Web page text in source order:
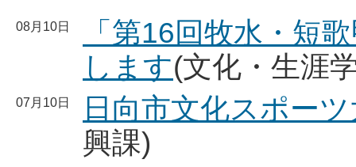
08月10日
「第16回牧水・短
します(文化・生涯
07月10日
日向市文化スポー
興課)